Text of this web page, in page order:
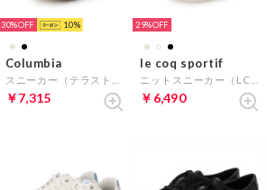
30% 10
Columbia
￥7,315
29%
le coq sportif
￥6,490